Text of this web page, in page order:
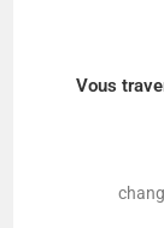
Vous